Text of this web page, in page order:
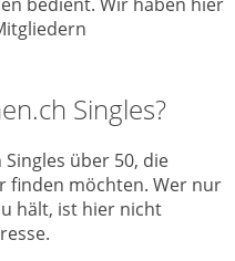
bedient. Wir haben hier
Singles?
über 50, die
finden möchten. Wer nur
hält, ist hier nicht